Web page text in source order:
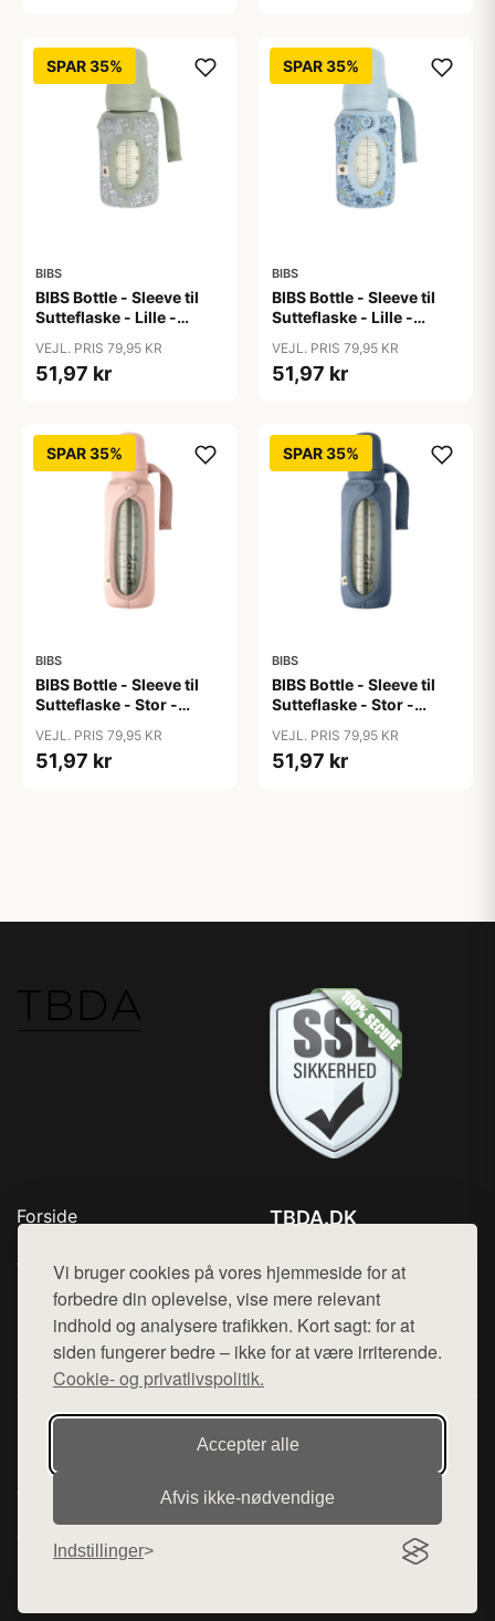
Vi bruger cookies på vores hjemmeside for at
forbedre din oplevelse, vise mere relevant
indhold og analysere trafikken. Kort sagt: for at
siden fungerer bedre – ikke for at være irriterende.
Cookie- og privatlivspolitik.
Accepter alle
Afvis ikke‑nødvendige
Indstillinger
SPAR 35%
BIBS
BIBS Bottle - Sleeve til
Sutteflaske - Lille -
VEJL. PRIS 79,95 KR
51,97 kr
SPAR 35%
BIBS
BIBS Bottle - Sleeve til
Sutteflaske - Lille -
Lawn/Baby Blue
VEJL. PRIS 79,95 KR
51,97 kr
SPAR 35%
BIBS
BIBS Bottle - Sleeve til
Sutteflaske - Stor -
VEJL. PRIS 79,95 KR
51,97 kr
SPAR 35%
BIBS
BIBS Bottle - Sleeve til
Sutteflaske - Stor -
VEJL. PRIS 79,95 KR
51,97 kr
Forside
Top Rabatter
Kontakt
TBDA.DK
Mail: hej@want.dk
Cookie- og privatlivspolitik
Denne side er en del af want.dk, der udgiver en række
hjemmesider med præsentation af forskellige produkter fra
diverse webshops. Der sælges ikke varer fra denne side - vi
henviser til de shops, som sælger varen. Vi har heller ikke
varerne på lager.